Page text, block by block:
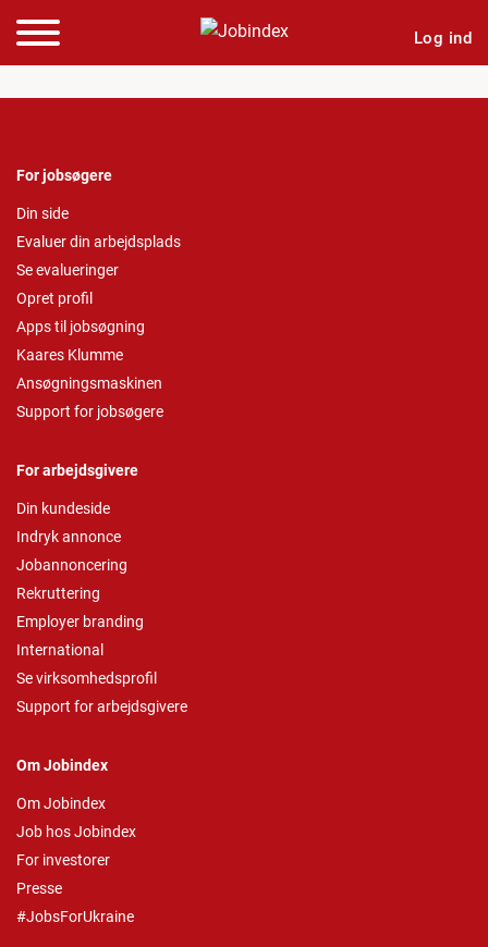
Log ind
For jobsøgere
Din side
Evaluer din arbejdsplads
Se evalueringer
Opret profil
Apps til jobsøgning
Kaares Klumme
Ansøgningsmaskinen
Support for jobsøgere
For arbejdsgivere
Din kundeside
Indryk annonce
Jobannoncering
Rekruttering
Employer branding
International
Se virksomhedsprofil
Support for arbejdsgivere
Om Jobindex
Om Jobindex
Job hos Jobindex
For investorer
Presse
#JobsForUkraine